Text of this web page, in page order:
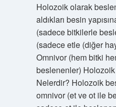
Holozoik olarak
aldıkları besin
(sadece bitkilerle
(sadece etle (diğer
Omnivor (hem bitki
beslenenler)
Nelerdir? Holozoik
omnivor (et ve ot ile